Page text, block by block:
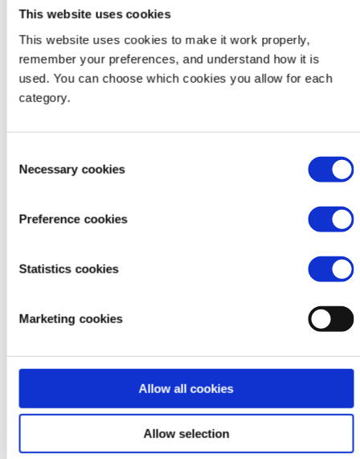
This website uses cookies
This website uses cookies to make it work properly,
remember your preferences, and understand how it is
used. You can choose which cookies you allow for each
category.
Selection
Necessary cookies
Preference cookies
Statistics cookies
Marketing cookies
Allow all cookies
Allow selection
maken, werkt het programma met een
Intersectionele Community Score Card. Hierop
kunnen kwetsbare jongeren aangeven hoe hun
maken met een onvriendelijke benadering of slechte
jongeren met een handicap en voor andere
Oprichting van een
Gezondheidscomité
De feedback wordt meegenomen op nationaal
betrokken districten in Oeganda uitgevoerd. Om te
waarborgen dat er daadwerkelijk actie wordt
ondernomen is er een Gezondheidscomité. Hierin